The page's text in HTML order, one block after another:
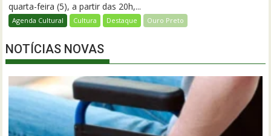
quarta-feira (5), a partir das 20h,...
Agenda Cultural Cultura Destaque Ouro Preto
NOTÍCIAS NOVAS